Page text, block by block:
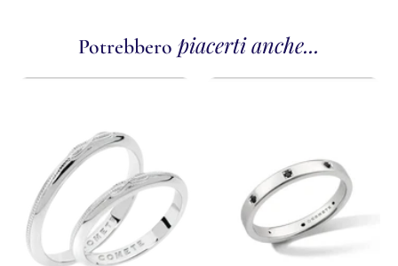
Potrebbero piacerti anche...